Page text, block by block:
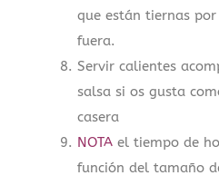
que están tiernas
fuera.
Servir calientes
salsa si os gusta
casera
NOTA el tiempo de
función del tamaño